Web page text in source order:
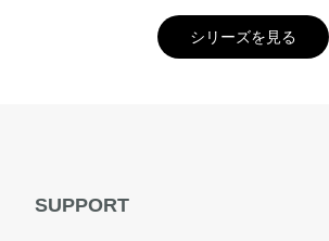
シリーズを見る
SUPPORT